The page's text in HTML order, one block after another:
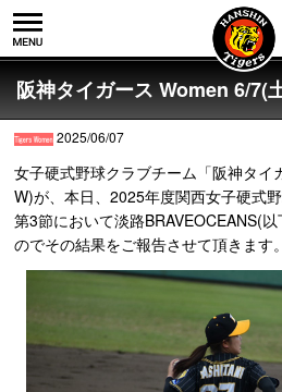
阪神タイガース Women 6/7(
2025/06/07
女子硬式野球クラブチーム「阪神タ
W)が、本日、2025年度関西女子硬式
第3節において淡路BRAVEOCEANS(
のでその結果をご報告させて頂きます。